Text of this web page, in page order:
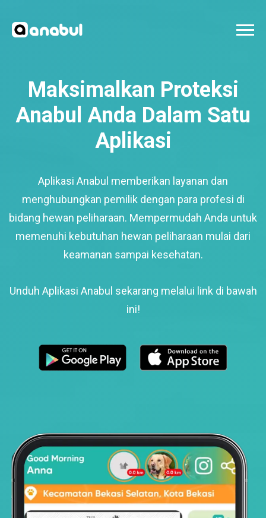
Maksimalkan Proteksi
Anabul Anda Dalam Satu
Aplikasi
Aplikasi Anabul memberikan layanan dan
menghubungkan pemilik dengan para profesi di
bidang hewan peliharaan. Mempermudah Anda untuk
memenuhi kebutuhan hewan peliharaan mulai dari
keamanan sampai kesehatan.
Unduh Aplikasi Anabul sekarang melalui link di bawah
ini!